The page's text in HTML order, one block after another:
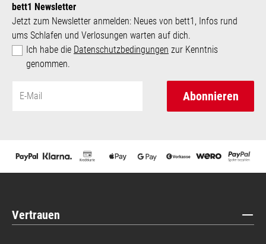
bett1 Newsletter
Jetzt zum Newsletter anmelden: Neues von bett1, Infos rund
ums Schlafen und Verlosungen warten auf dich.
Ich habe die Datenschutzbedingungen zur Kenntnis
genommen.
Abonnieren
Vertrauen